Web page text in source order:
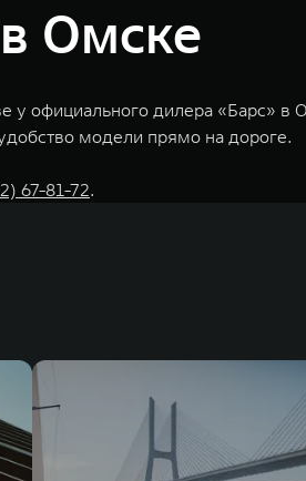
Омске
официального дилера «Барс» в
модели прямо на дороге.
67-81-72.